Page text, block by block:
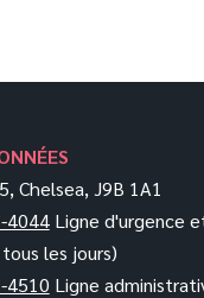
Chelsea, J9B 1A1
4044Ligne d'urgence
les jours)
4510 Ligne